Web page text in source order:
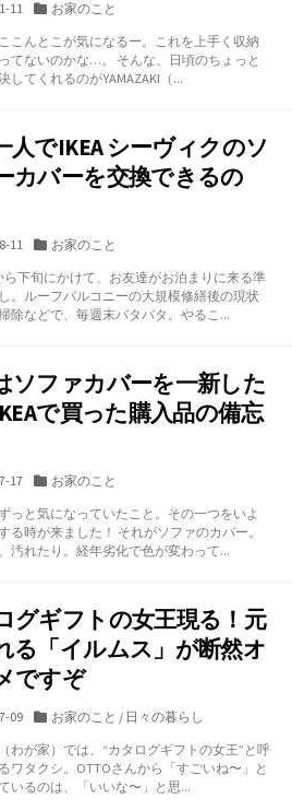
11
カ
ゴ
リ
ー
お家のこと
こんとこが気になるー。これを上手く収納
てないのかな…。 そんな、日頃のちょっと
してくれるのがYAMAZAKI（...
人でIKEA シーヴィクのソ
カバーを交換できるの
11
カ
ゴ
リ
ー
お家のこと
ら下旬にかけて、お友達がお泊まりに来る準
。ルーフバルコニーの大規模修繕後の現状
除などで、毎週末バタバタ。やるこ...
ソファカバーを一新した
で買った購入品の備忘
17
カ
ゴ
リ
ー
お家のこと
っと気になっていたこと。その一つをいよ
る時が来ました！ それがソファのカバー。
汚れたり。経年劣化で色が変わって...
グギフトの女王現る！元
る「イルムス」が断然オ
ですぞ
09
カ
ゴ
リ
ー
お家のこと / 日々の暮らし
わが家）では、“カタログギフトの女王”と呼
ワタクシ。OTTOさんから「すごいね〜」と
いるのは、「いいな〜」と思...